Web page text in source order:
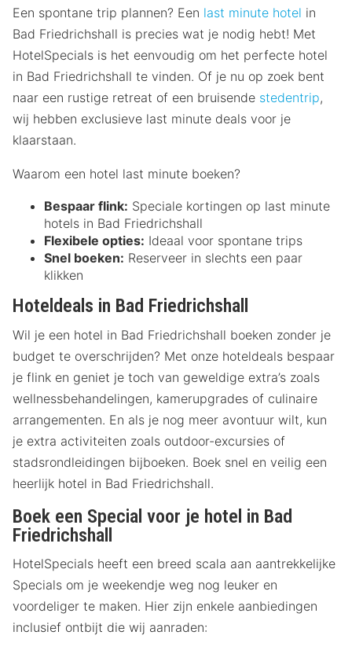
Een spontane trip plannen? Een last minute hotel in
Bad Friedrichshall is precies wat je nodig hebt! Met
HotelSpecials is het eenvoudig om het perfecte hotel
in Bad Friedrichshall te vinden. Of je nu op zoek bent
naar een rustige retreat of een bruisende stedentrip,
wij hebben exclusieve last minute deals voor je
klaarstaan.
Waarom een hotel last minute boeken?
Bespaar flink: Speciale kortingen op last minute
hotels in Bad Friedrichshall
Flexibele opties: Ideaal voor spontane trips
Snel boeken: Reserveer in slechts een paar
klikken
Hoteldeals in Bad Friedrichshall
Wil je een hotel in Bad Friedrichshall boeken zonder je
budget te overschrijden? Met onze hoteldeals bespaar
je flink en geniet je toch van geweldige extra’s zoals
wellnessbehandelingen, kamerupgrades of culinaire
arrangementen. En als je nog meer avontuur wilt, kun
je extra activiteiten zoals outdoor-excursies of
stadsrondleidingen bijboeken. Boek snel en veilig een
heerlijk hotel in Bad Friedrichshall.
Boek een Special voor je hotel in Bad
Friedrichshall
HotelSpecials heeft een breed scala aan aantrekkelijke
Specials om je weekendje weg nog leuker en
voordeliger te maken. Hier zijn enkele aanbiedingen
inclusief ontbijt die wij aanraden: